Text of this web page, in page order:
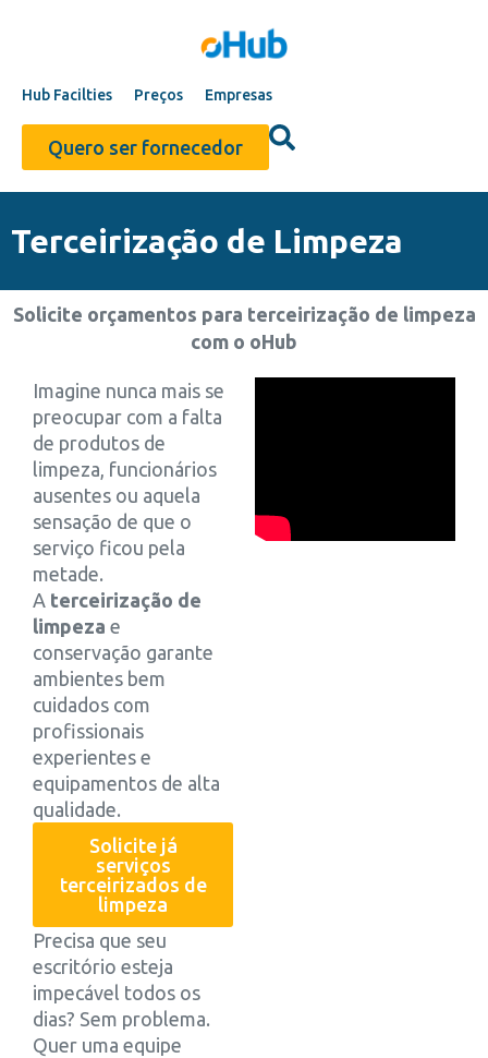
Hub Facilties Preços Empresas
Quero ser fornecedor
Terceirização de Limpeza
Solicite orçamentos para terceirização de limpeza
com o oHub
Imagine nunca mais se
preocupar com a falta
de produtos de
limpeza, funcionários
ausentes ou aquela
sensação de que o
serviço ficou pela
metade.
A terceirização de
limpeza e
conservação garante
ambientes bem
cuidados com
profissionais
experientes e
equipamentos de alta
qualidade.
Solicite já
serviços
terceirizados de
limpeza
Precisa que seu
escritório esteja
impecável todos os
dias? Sem problema.
Quer uma equipe